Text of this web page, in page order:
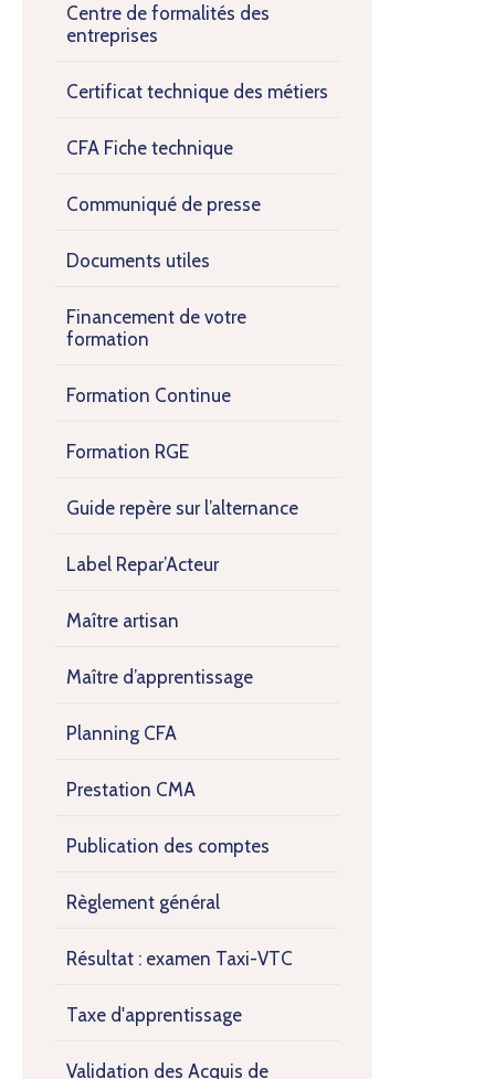
Centre de formalités des
entreprises
Certificat technique des métiers
CFA Fiche technique
Communiqué de presse
Documents utiles
Financement de votre
formation
Formation Continue
Formation RGE
Guide repère sur l’alternance
Label Repar’Acteur
Maître artisan
Maître d’apprentissage
Planning CFA
Prestation CMA
Publication des comptes
Règlement général
Résultat : examen Taxi-VTC
Taxe d'apprentissage
Validation des Acquis de